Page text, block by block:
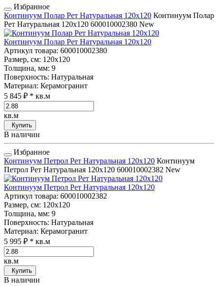
Избранное
Континуум Полар Рет Натуральная 120x120 Континуум Полар
Рет Натуральная 120x120 600010002380 New
Континуум Полар Рет Натуральная 120x120
Артикул товара: 600010002380
Размер, см: 120x120
Толщина, мм: 9
Поверхность: Натуральная
Материал: Керамогранит
5 845 ₽ * кв.м
кв.м
Купить
В наличии
Избранное
Континуум Петрол Рет Натуральная 120x120 Континуум
Петрол Рет Натуральная 120x120 600010002382 New
Континуум Петрол Рет Натуральная 120x120
Артикул товара: 600010002382
Размер, см: 120x120
Толщина, мм: 9
Поверхность: Натуральная
Материал: Керамогранит
5 995 ₽ * кв.м
кв.м
Купить
В наличии